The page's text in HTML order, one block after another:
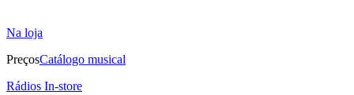
Na loja
PreçosCatálogo musical
Rádios In-store